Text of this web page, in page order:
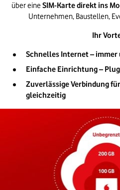
über eine SIM-Karte direkt ins
Unternehmen, Baustellen,
Ihr
Schnelles Internet –
Einfache Einrichtung –
Zuverlässige Verbindung
gleichzeitig